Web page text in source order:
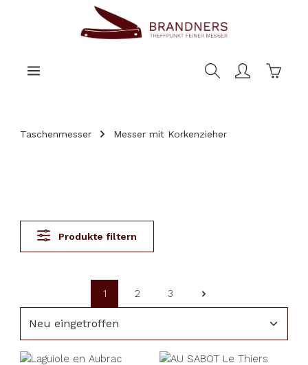
Taschenmesser Messer mit Korkenzieher
Produkte filtern
Seite
1
Seite
2
Seite
3